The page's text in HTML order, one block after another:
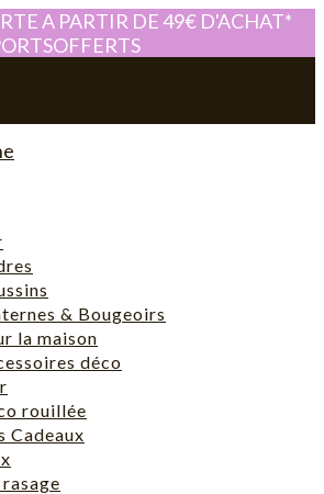
A PARTIR DE 49€ D'ACHAT*
& Bougeoirs
la maison
déco
rouillée
Cadeaux